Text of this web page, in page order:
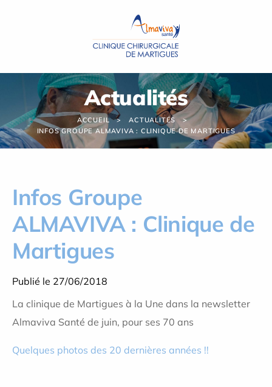
Actualités
ACCUEIL
ACTUALITÉS
INFOS GROUPE ALMAVIVA : CLINIQUE DE MARTIGUES
Infos Groupe
ALMAVIVA : Clinique de
Martigues
Publié le 27/06/2018
La clinique de Martigues à la Une dans la newsletter
Almaviva Santé de juin, pour ses 70 ans
Quelques photos des 20 dernières années !!